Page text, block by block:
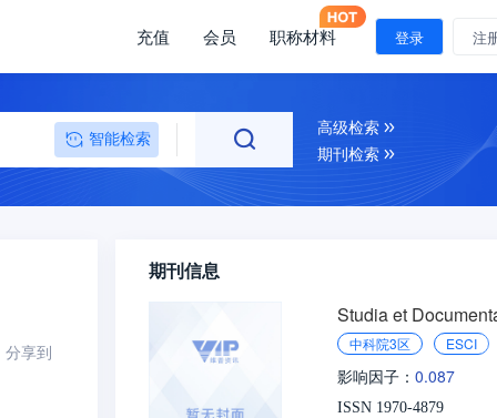
充值 会员 职称材料 登录 注
智能检索
高级检索
期刊检索
分享到
期刊信息
Studia et
中科院3区 ESCI
影响因子： 0.087
ISSN 1970-4879